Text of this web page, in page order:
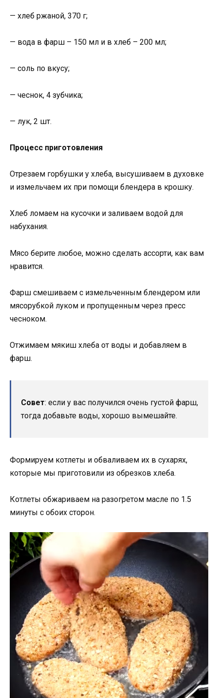
— хлеб ржаной, 370 г;
— вода в фарш – 150 мл и в хлеб – 200 мл;
— соль по вкусу;
— чеснок, 4 зубчика;
— лук, 2 шт.
Процесс приготовления
Отрезаем горбушки у хлеба, высушиваем в духовке
и измельчаем их при помощи блендера в крошку.
Хлеб ломаем на кусочки и заливаем водой для
набухания.
Мясо берите любое, можно сделать ассорти, как вам
нравится.
Фарш смешиваем с измельченным блендером или
мясорубкой луком и пропущенным через пресс
чесноком.
Отжимаем мякиш хлеба от воды и добавляем в
фарш.
Совет: если у вас получился очень густой фарш,
тогда добавьте воды, хорошо вымешайте.
Формируем котлеты и обваливаем их в сухарях,
которые мы приготовили из обрезков хлеба.
Котлеты обжариваем на разогретом масле по 1.5
минуты с обоих сторон.